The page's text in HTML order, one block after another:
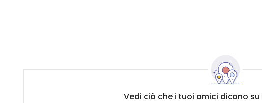
Vedi ciò che i tuoi amici dicono su